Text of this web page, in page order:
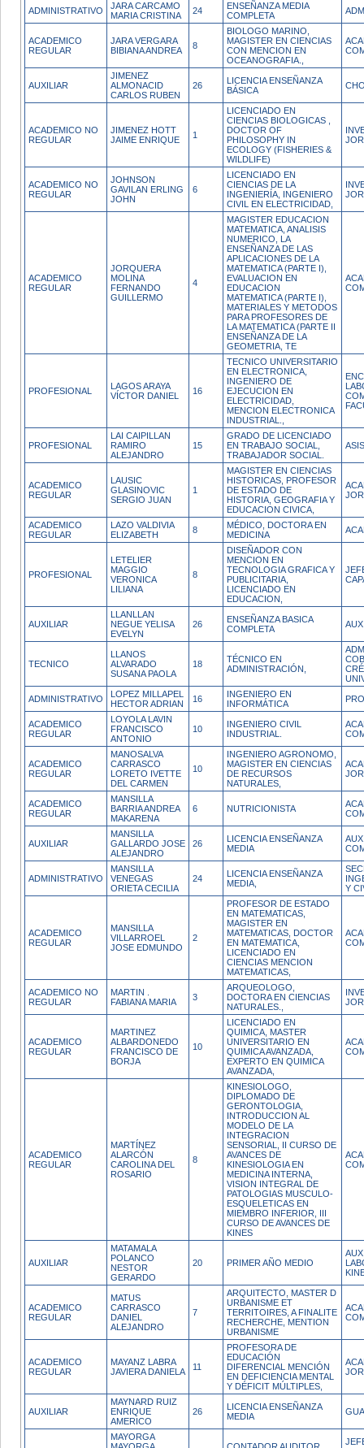
ADMINISTRATIVO
JARA CARCAMO
MARIA CRISTINA
24
ENSEÑANZA MEDIA
COMPLETA
ACADEMICO
REGULAR
JARA VERGARA
BIBIANA ANDREA
8
BIOLOGO MARINO,
MAGISTER EN CIENCIAS
CON MENCION EN
OCEANOGRAFIA.,
AUXILIAR
JIMENEZ
ALMONACID
CARLOS RUBEN
26
LICENCIA ENSEÑANZA
BÁSICA
ACADEMICO NO
REGULAR
JIMENEZ HOTT
JAIME ENRIQUE
1
LICENCIADO EN
CIENCIAS BIOLOGICAS ,
DOCTOR OF
PHILOSOPHY IN
ECOLOGY (FISHERIES &
WILDLIFE)
ACADEMICO NO
REGULAR
JOHNSON
GAVILAN ERLING
JOHN
6
LICENCIADO EN
CIENCIAS DE LA
INGENIERÍA, INGENIERO
CIVIL EN ELECTRICIDAD,
ACADEMICO
REGULAR
JORQUERA
MOLINA
FERNANDO
GUILLERMO
4
MAGISTER EDUCACION
MATEMATICA, ANALISIS
NUMERICO, LA
ENSEÑANZA DE LAS
APLICACIONES DE LA
MATEMATICA (PARTE I),
EVALUACION EN
EDUCACION
MATEMATICA (PARTE I),
MATERIALES Y METODOS
PARA PROFESORES DE
LA MATEMATICA (PARTE II
ENSEÑANZA DE LA
GEOMETRIA, TE
PROFESIONAL
LAGOS ARAYA
VÍCTOR DANIEL
16
TECNICO UNIVERSITARIO
EN ELECTRONICA,
INGENIERO DE
EJECUCION EN
ELECTRICIDAD,
MENCION ELECTRONICA
INDUSTRIAL.,
PROFESIONAL
LAI CAIPILLAN
RAMIRO
ALEJANDRO
15
GRADO DE LICENCIADO
EN TRABAJO SOCIAL,
TRABAJADOR SOCIAL.
ACADEMICO
REGULAR
LAUSIC
GLASINOVIC
SERGIO JUAN
1
MAGISTER EN CIENCIAS
HISTORICAS, PROFESOR
DE ESTADO DE
HISTORIA, GEOGRAFIA Y
EDUCACION CIVICA,
ACADEMICO
REGULAR
LAZO VALDIVIA
ELIZABETH
8
MÉDICO, DOCTORA EN
MEDICINA
PROFESIONAL
LETELIER
MAGGIO
VERONICA
LILIANA
8
DISEÑADOR CON
MENCION EN
TECNOLOGIA GRAFICA Y
PUBLICITARIA,
LICENCIADO EN
EDUCACION,
AUXILIAR
LLANLLAN
NEGUE YELISA
EVELYN
26
ENSEÑANZA BASICA
COMPLETA
TECNICO
LLANOS
ALVARADO
SUSANA PAOLA
18
TÉCNICO EN
ADMINISTRACIÓN,
ADMINISTRATIVO
LOPEZ MILLAPEL
HECTOR ADRIAN
16
INGENIERO EN
INFORMÁTICA
ACADEMICO
REGULAR
LOYOLA LAVIN
FRANCISCO
ANTONIO
10
INGENIERO CIVIL
INDUSTRIAL.
ACADEMICO
REGULAR
MANOSALVA
CARRASCO
LORETO IVETTE
DEL CARMEN
10
INGENIERO AGRONOMO,
MAGISTER EN CIENCIAS
DE RECURSOS
NATURALES,
ACADEMICO
REGULAR
MANSILLA
BARRIA ANDREA
MAKARENA
6 NUTRICIONISTA
AUXILIAR
MANSILLA
GALLARDO JOSE
ALEJANDRO
26
LICENCIA ENSEÑANZA
MEDIA
ADMINISTRATIVO
MANSILLA
VENEGAS
ORIETA CECILIA
24
LICENCIA ENSEÑANZA
MEDIA,
Y
ACADEMICO
REGULAR
MANSILLA
VILLARROEL
JOSE EDMUNDO
2
PROFESOR DE ESTADO
EN MATEMATICAS,
MAGISTER EN
MATEMATICAS, DOCTOR
EN MATEMATICA,
LICENCIADO EN
CIENCIAS MENCION
MATEMATICAS,
ACADEMICO NO
REGULAR
MARTIN .
FABIANA MARIA
3
ARQUEOLOGO,
DOCTORA EN CIENCIAS
NATURALES.,
ACADEMICO
REGULAR
MARTINEZ
ALBARDONEDO
FRANCISCO DE
BORJA
10
LICENCIADO EN
QUIMICA, MASTER
UNIVERSITARIO EN
QUIMICA AVANZADA,
EXPERTO EN QUIMICA
AVANZADA,
ACADEMICO
REGULAR
MARTÍNEZ
ALARCÓN
CAROLINA DEL
ROSARIO
8
KINESIOLOGO,
DIPLOMADO DE
GERONTOLOGIA,
INTRODUCCION AL
MODELO DE LA
INTEGRACION
SENSORIAL, II CURSO DE
AVANCES DE
KINESIOLOGIA EN
MEDICINA INTERNA,
VISION INTEGRAL DE
PATOLOGIAS MUSCULO-
ESQUELETICAS EN
MIEMBRO INFERIOR, III
CURSO DE AVANCES DE
KINES
AUXILIAR
MATAMALA
POLANCO
NESTOR
GERARDO
20 PRIMER AÑO MEDIO
ACADEMICO
REGULAR
MATUS
CARRASCO
DANIEL
ALEJANDRO
7
ARQUITECTO, MASTER D
URBANISME ET
TERRITOIRES, A FINALITE
RECHERCHE, MENTION
URBANISME
ACADEMICO
REGULAR
MAYANZ LABRA
JAVIERA DANIELA
11
PROFESORA DE
EDUCACIÓN
DIFERENCIAL MENCIÓN
EN DEFICIENCIA MENTAL
Y DÉFICIT MÚLTIPLES,
AUXILIAR
MAYNARD RUIZ
ENRIQUE
AMERICO
26
LICENCIA ENSEÑANZA
MEDIA
MAYORGA